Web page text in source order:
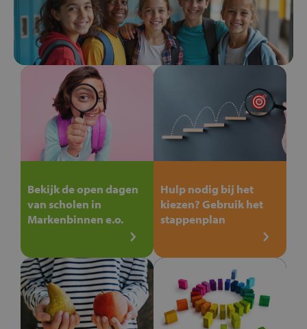
Bekijk de open dagen
van scholen in
Markenbinnen e.o.
Hulp nodig bij het
kiezen? Gebruik het
stappenplan